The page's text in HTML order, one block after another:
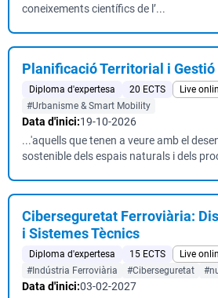
coneixements científics de l’...
Planificació Territorial i Gestió
Diploma d'expertesa 20 ECTS
Live
#Urbanisme & Smart Mobility
Data d'inici:19-10-2026
...'aquells que tenen a veure amb el
sostenible dels espais naturals i dels
Ciberseguretat Ferroviària:
i Sistemes Tècnics
Diploma d'expertesa 15 ECTS
Live
#Indústria Ferroviària
#Ciberseguretat
Data d'inici:03-02-2027